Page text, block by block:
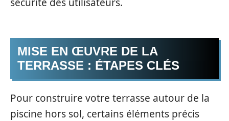
MISE EN ŒUVRE DE LA
TERRASSE : ÉTAPES CLÉS
Pour construire votre terrasse autour de la
piscine hors sol, certains éléments précis